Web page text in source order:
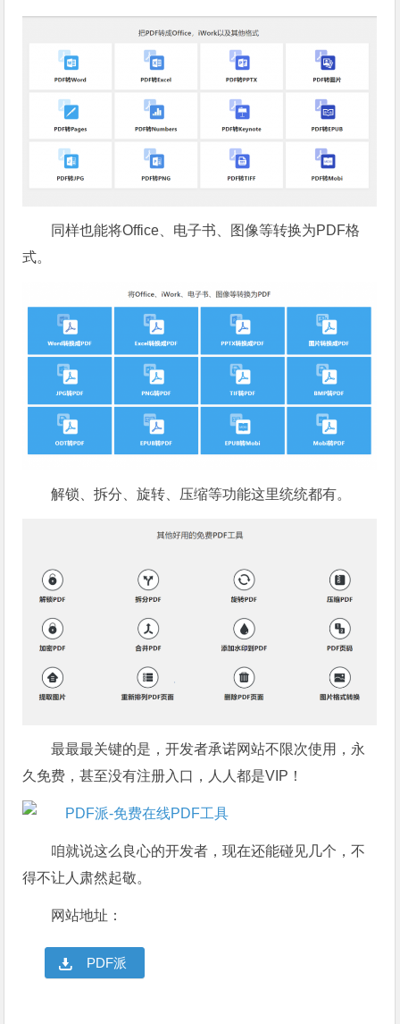
同样也能将Office、电子书、图像等转换为PDF格
式。
解锁、拆分、旋转、压缩等功能这里统统都有。
最最最关键的是，开发者承诺网站不限次使用，永
久免费，甚至没有注册入口，人人都是VIP！
咱就说这么良心的开发者，现在还能碰见几个，不
得不让人肃然起敬。
网站地址：
PDF派